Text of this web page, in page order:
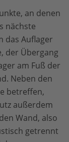
an denen
nächste
das Auflager
der Übergang
am Fuß der
Neben den
betreffen,
außerdem
Wand, also
getrennt